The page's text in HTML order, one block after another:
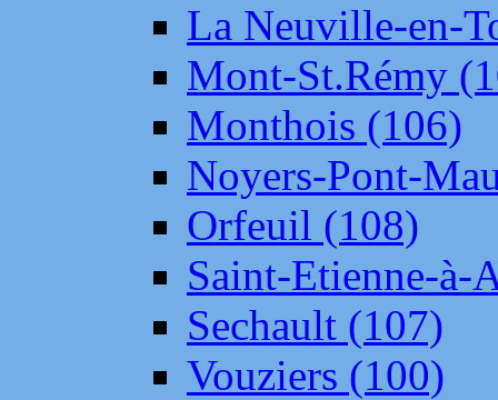
La Neuville-en-
Mont-St.Rémy
Monthois (106)
Noyers-Pont-
Orfeuil (108)
Saint-Etienne-à-
Sechault (107)
Vouziers (100)